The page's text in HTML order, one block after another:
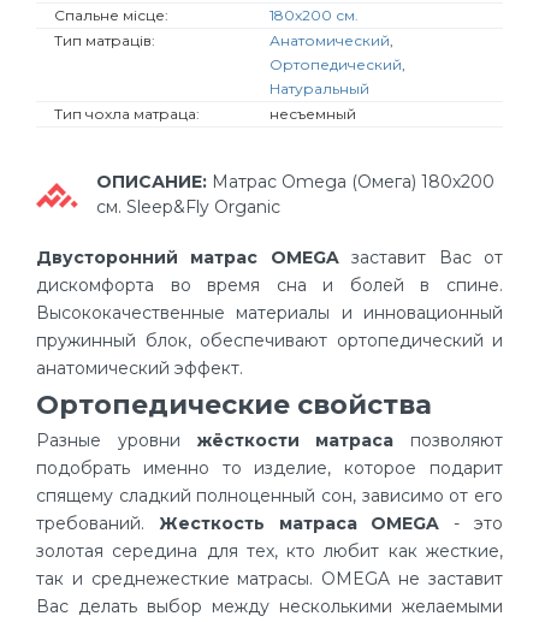
Спальне місце:
180х200 см.
Тип матраців:
Анатомический,
Ортопедический,
Натуральный
Тип чохла матраца:
несъемный
ОПИСАНИЕ: Матрас Omega (Омега) 180х200
см. Sleep&Fly Organic
Двусторонний матрас OMEGAзаставит Вас от
дискомфорта во время сна и болей в спине.
Высококачественные материалы и инновационный
пружинный блок, обеспечивают ортопедический и
анатомический эффект.
Ортопедические свойства
Разные уровни жёсткости матраса позволяют
подобрать именно то изделие, которое подарит
спящему сладкий полноценный сон, зависимо от его
требований. Жесткость матраса OMEGA- это
золотая середина для тех, кто любит как жесткие,
так и среднежесткие матрасы. OMEGA не заставит
Вас делать выбор между несколькими желаемыми